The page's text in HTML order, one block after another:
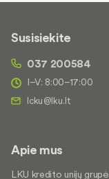
Susisiekite
037 200584
I–V: 8:00–17:00
Apie mus
LKU kredito unijų grupė